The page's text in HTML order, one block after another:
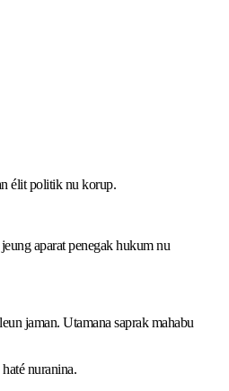
élit politik nu korup.
aparat penegak hukum nu
jaman. Utamana saprak mahabu
nuranina.